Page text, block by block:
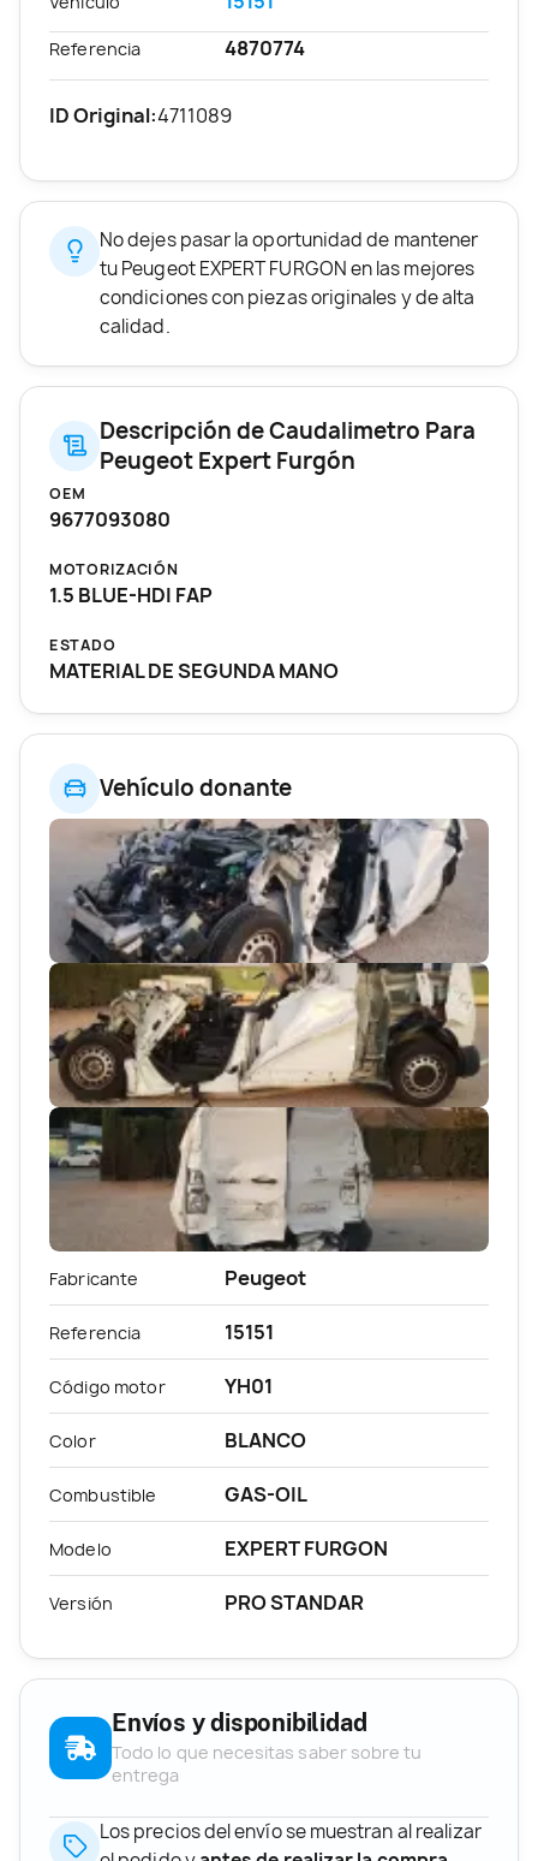
Vehículo donante
Fabricante Peugeot
Referencia 15151
Código motor YH01
Color BLANCO
Combustible GAS-OIL
Modelo EXPERT FURGON
Versión PRO STANDAR
Referencia 4870774
ID Original:4711089
No dejes pasar la oportunidad de mantener
tu Peugeot EXPERT FURGON en las mejores
condiciones con piezas originales y de alta
calidad.
Descripción de Caudalimetro Para
Peugeot Expert Furgón
OEM
9677093080
MOTORIZACIÓN
1.5 BLUE-HDI FAP
ESTADO
MATERIAL DE SEGUNDA MANO
Envíos y disponibilidad
Todo lo que necesitas saber sobre tu
entrega
Los precios del envío se muestran al realizar